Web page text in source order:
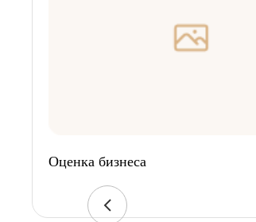
Оценка бизнеса